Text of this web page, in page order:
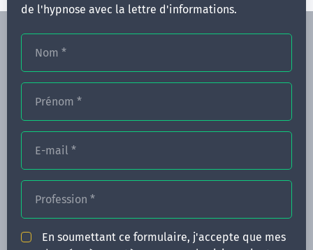
de l'hypnose avec la lettre d'informations.
Nom *
Prénom *
E-mail *
Profession *
En soumettant ce formulaire, j'accepte que mes
CONGRÈS
ACTUALITÉS
INFOS PRATIQUES